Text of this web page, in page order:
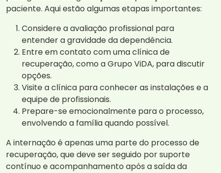
paciente. Aqui estão algumas etapas importantes:
Considere a avaliação profissional para
entender a gravidade da dependência.
Entre em contato com uma clínica de
recuperação, como a Grupo ViDA, para discutir
opções.
Visite a clínica para conhecer as instalações e a
equipe de profissionais.
Prepare-se emocionalmente para o processo,
envolvendo a família quando possível.
A internação é apenas uma parte do processo de
recuperação, que deve ser seguido por suporte
contínuo e acompanhamento após a saída da